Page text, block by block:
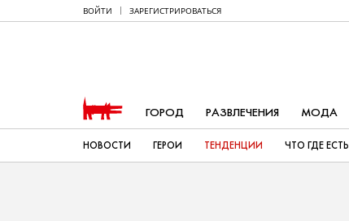
ВОЙТИ ЗАРЕГИСТРИРОВАТЬСЯ
ГОРОД РАЗВЛЕЧЕНИЯ МОДА
НОВОСТИ ГЕРОИ ТЕНДЕНЦИИ ЧТО ГДЕ ЕСТЬ